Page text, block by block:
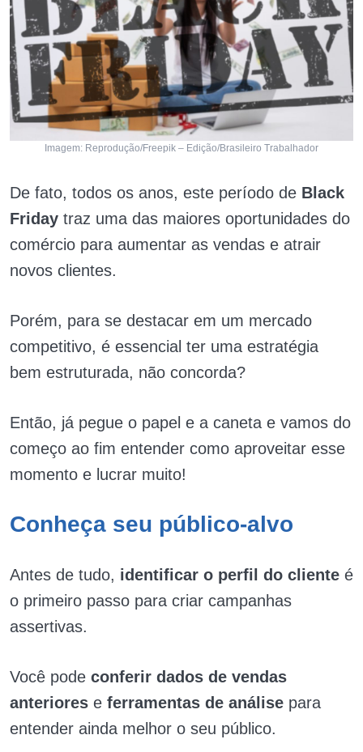
Imagem: Reprodução/Freepik – Edição/Brasileiro Trabalhador
De fato, todos os anos, este período de Black
Friday traz uma das maiores oportunidades do
comércio para aumentar as vendas e atrair
novos clientes.
Porém, para se destacar em um mercado
competitivo, é essencial ter uma estratégia
bem estruturada, não concorda?
Então, já pegue o papel e a caneta e vamos do
começo ao fim entender como aproveitar esse
momento e lucrar muito!
Conheça seu público-alvo
Antes de tudo, identificar o perfil do cliente é
o primeiro passo para criar campanhas
assertivas.
Você pode conferir dados de vendas
anteriores e ferramentas de análise para
entender ainda melhor o seu público.